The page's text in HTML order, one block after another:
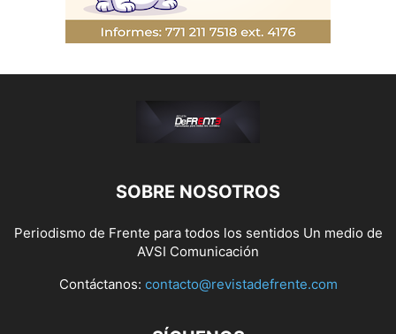
SOBRE NOSOTROS
Periodismo de Frente para todos los sentidos Un medio de
AVSI Comunicación
Contáctanos: contacto@revistadefrente.com